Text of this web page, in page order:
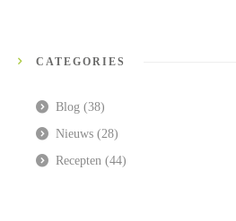
CATEGORIES
Blog (38)
Nieuws (28)
Recepten (44)